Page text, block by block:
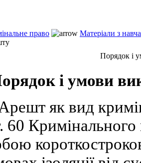
право
Матеріали з
Порядок і
і умови
як вид
60